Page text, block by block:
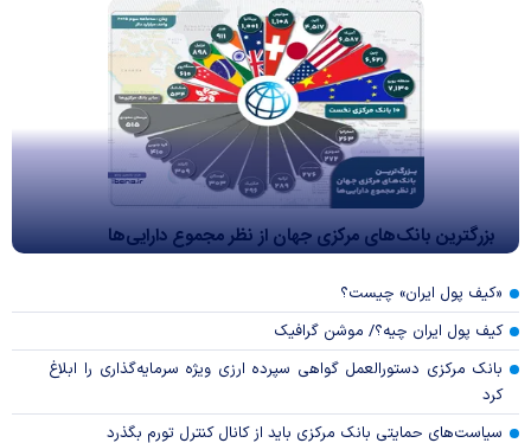
بزرگترین بانک‌های مرکزی جهان از نظر مجموع دارایی‌ها
«کیف پول ایران» چیست؟
کیف پول ایران چیه؟/ موشن گرافیک
بانک مرکزی دستورالعمل گواهی سپرده ارزی ویژه سرمایه‌گذاری را ابلاغ
کرد
سیاست‌های حمایتی بانک مرکزی باید از کانال کنترل تورم بگذرد